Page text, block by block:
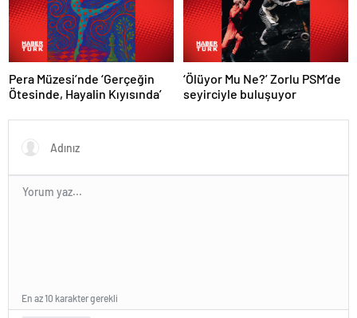
Pera Müzesi’nde ‘Gerçeğin
Ötesinde, Hayalin Kıyısında’
‘Ölüyor Mu Ne?’ Zorlu PSM’de
seyirciyle buluşuyor
En az 10 karakter gerekli